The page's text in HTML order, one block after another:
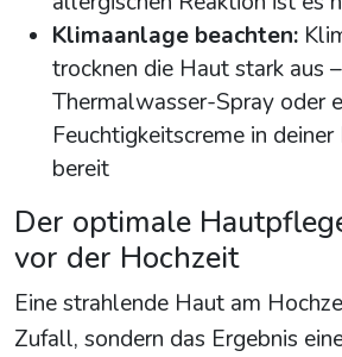
Klimaanlage beachten:
trocknen die Haut stark aus
Thermalwasser-Spray oder
Feuchtigkeitscreme in
bereit
Der optimale
vor der Hochzeit
Eine strahlende Haut am
Zufall, sondern das Ergebnis